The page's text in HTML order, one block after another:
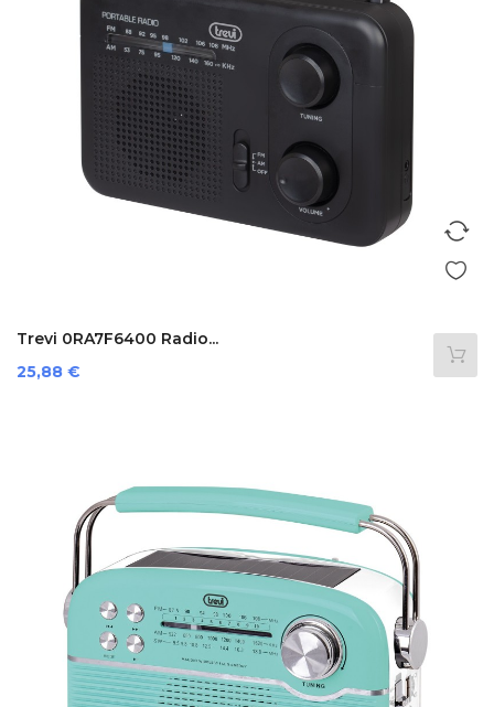
Trevi 0RA7F6400 Radio...
Preis
25,88 €